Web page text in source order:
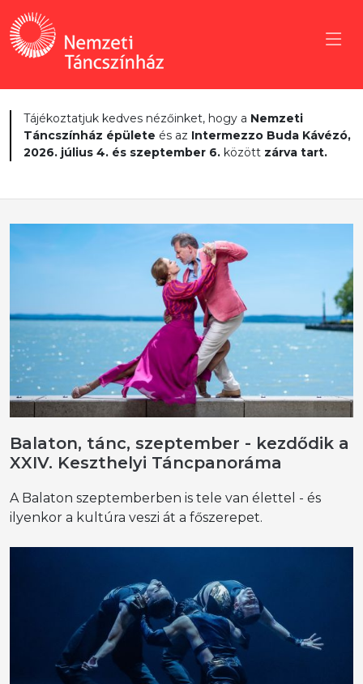
Tájékoztatjuk kedves nézőinket, hogy a Nemzeti
Táncszínház épülete és az Intermezzo Buda Kávézó,
2026. július 4. és szeptember 6. között zárva tart.
Balaton, tánc, szeptember - kezdődik a
XXIV. Keszthelyi Táncpanoráma
A Balaton szeptemberben is tele van élettel - és
ilyenkor a kultúra veszi át a főszerepet.